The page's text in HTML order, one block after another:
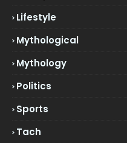
Lifestyle
Mythological
Mythology
Politics
Sports
Tach